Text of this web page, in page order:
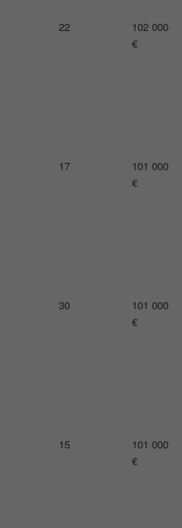
21
100 000
€
20 99 000 €
21 99 000 €
16 99 000 €